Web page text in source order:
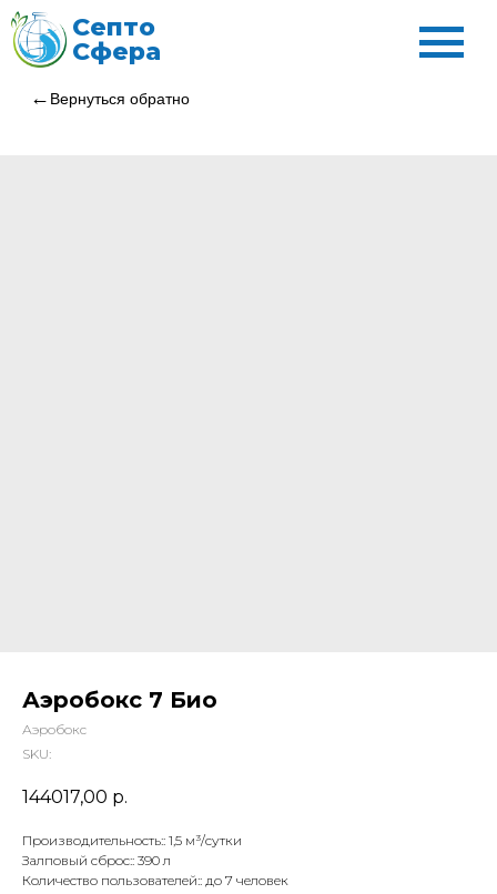
Септо
Сфера
Вернуться обратно
Аэробокс 7 Био
Аэробокс
SKU:
144017,00 р.
Производительность:: 1,5 м³/сутки
Залповый сброс:: 390 л
Количество пользователей:: до 7 человек